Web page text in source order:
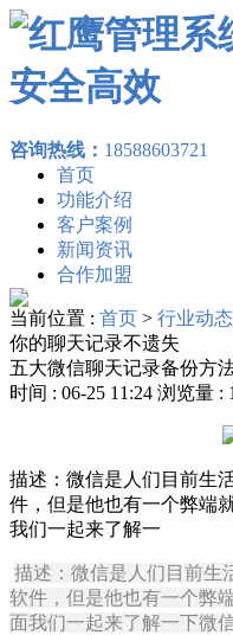
咨询热线： 18588603721
首页
功能介绍
客户案例
新闻资讯
合作加盟
当前位置 : 首页 > 行业动态
你的聊天记录不遗失
五大微信聊天记录备份方
时间 : 06-25 11:24 浏览量 :
描述：微信是人们目前生
件，但是他也有一个弊端
我们一起来了解一
描述：微信是人们目前生
软件，但是他也有一个弊
面我们一起来了解一下微